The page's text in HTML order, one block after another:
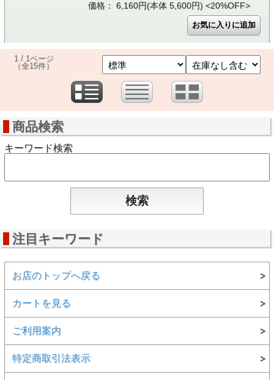
価格： 6,160円(本体 5,600円) <20%OFF>
1 / 1ページ
（全15件）
商品検索
キーワード検索
注目キーワード
お店のトップへ戻る
カートを見る
ご利用案内
特定商取引法表示